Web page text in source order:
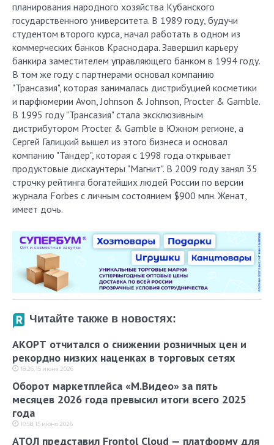
планирования народного хозяйства Кубанского
государственного университета. В 1989 году, будучи
студентом второго курса, начал работать в одном из
коммерческих банков Краснодара. Завершил карьеру
банкира заместителем управляющего банком в 1994 году.
В том же году с партнерами основал компанию
"Трансазия", которая занималась дистрибуцией косметики
и парфюмерии Avon, Johnson & Johnson, Procter & Gamble.
В 1995 году "Трансазия" стала эксклюзивным
дистрибутором Procter & Gamble в Южном регионе, а
Сергей Галицкий вышел из этого бизнеса и основал
компанию "Тандер", которая с 1998 года открывает
продуктовые дискаунтеры "Магнит". В 2009 году занял 35
строчку рейтинга богатейших людей России по версии
журнала Forbes с личным состоянием $900 млн. Женат,
имеет дочь.
Читайте также в новостях:
АКОРТ отчитался о снижении розничных цен и
рекордно низких наценках в торговых сетях
18:26, 15 июня 2026
Оборот маркетплейса «М.Видео» за пять
месяцев 2026 года превысил итоги всего 2025
года
10:58, 15 июня 2026
АТОЛ представил Frontol Cloud — платформу для